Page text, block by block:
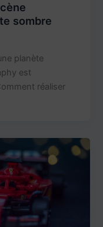
sombre
planète
est
réaliser